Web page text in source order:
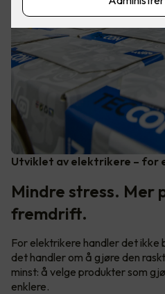
Utviklet av elektrikere – for
Mindre stress. Mer
fremdrift.
For elektrikere handler det ikke
det handler om å gjøre den
minst: å velge produkter som
enklere.